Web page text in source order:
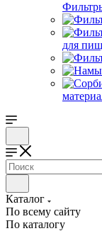
для
Каталог
По всему сайту
По каталогу